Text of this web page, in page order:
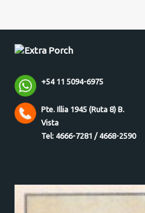
+54 11 5094-6975
Pte. Illia 1945 (Ruta 8) B.
Vista
Tel: 4666-7281 / 4668-2590